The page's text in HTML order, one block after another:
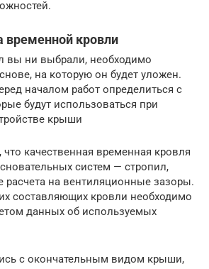
кровли
вы ни выбрали, необходимо
на которую он будет уложен.
началом работ определиться с
будут использоваться при
крыши
качественная временная кровля
систем — стропил,
расчета на вентиляционные зазоры.
составляющих кровли необходимо
данных об используемых
с окончательным видом крыши,